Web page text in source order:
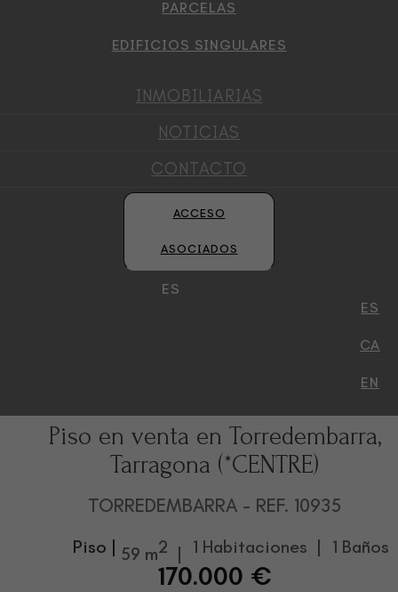
PARCELAS
EDIFICIOS SINGULARES
INMOBILIARIAS
NOTICIAS
CONTACTO
ACCESO
ASOCIADOS
ES
ES
CA
EN
Piso en venta en Torredembarra,
Tarragona (*CENTRE)
TORREDEMBARRA - REF. 10935
Piso | 59 m2 | 1 Habitaciones | 1
170.000 €